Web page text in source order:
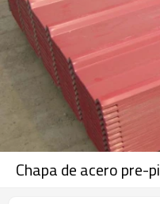
Chapa de acero pre-